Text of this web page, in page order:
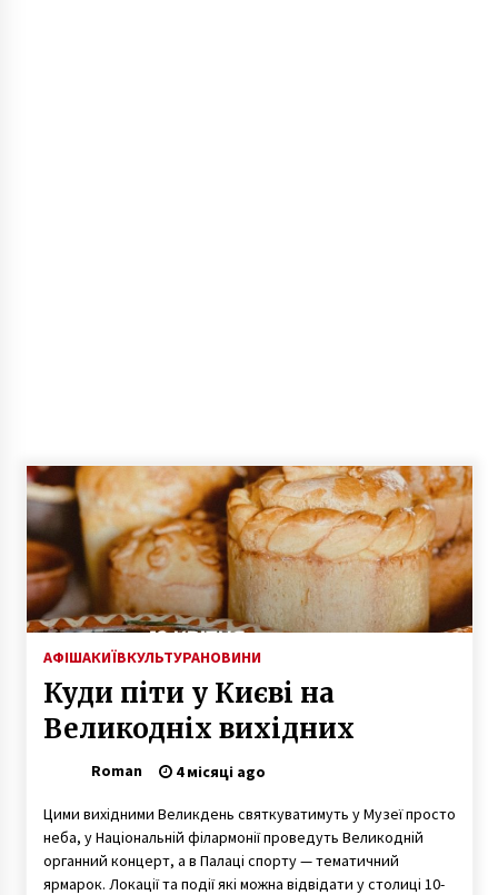
АФІШАКИЇВКУЛЬТУРАНОВИНИ
Куди піти у Києві на
Великодніх вихідних
Roman 4 місяці ago
Цими вихідними Великдень святкуватимуть у Музеї просто
неба, у Національній філармонії проведуть Великодній
органний концерт, а в Палаці спорту — тематичний
ярмарок. Локації та події які можна відвідати у столиці 10-